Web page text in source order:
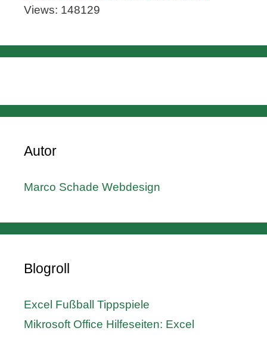
Views: 148129
Autor
Marco Schade Webdesign
Blogroll
Excel Fußball Tippspiele
Mikrosoft Office Hilfeseiten: Excel